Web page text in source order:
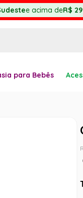
e acima deR$
para Bebês